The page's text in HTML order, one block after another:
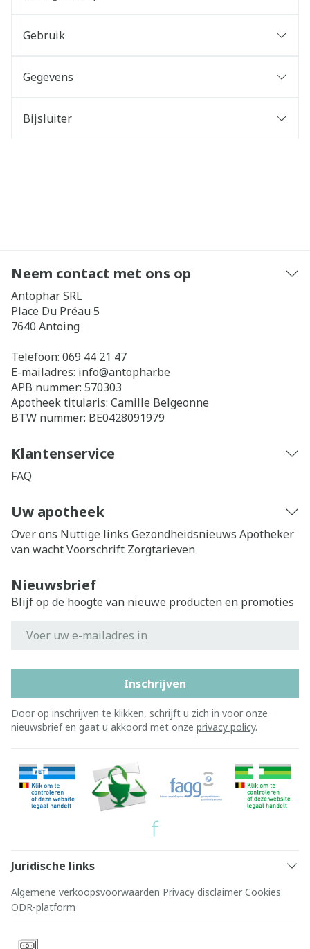
Gebruik
Gegevens
Bijsluiter
Neem contact met ons op
Antophar SRL
Place Du Préau 5
7640 Antoing
Telefoon: 069 44 21 47
E-mailadres: info@antophar.be
APB nummer: 570303
Apotheek titularis: Camille Belgeonne
BTW nummer: BE0428091979
Klantenservice
FAQ
Uw apotheek
Over ons Nuttige links Gezondheidsnieuws Apotheker
van wachtVoorschrift Zorgtarieven
Nieuwsbrief
Blijf op de hoogte van nieuwe producten en promoties
Inschrijven
Door op inschrijven te klikken, schrijft u zich in voor onze
nieuwsbrief en gaat u akkoord met onze privacy policy.
Juridische links
Algemene verkoopsvoorwaarden Privacy disclaimer Cookies
ODR-platform